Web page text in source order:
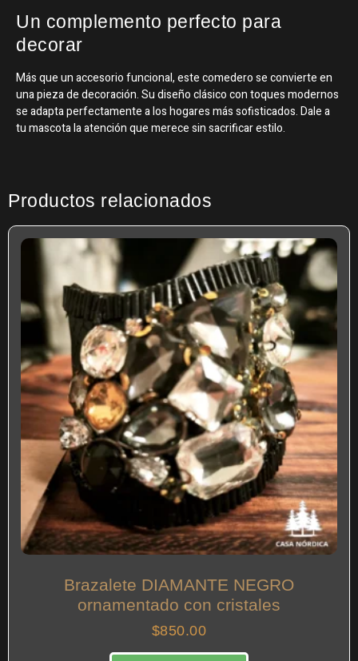
Un complemento perfecto para
decorar
Más que un accesorio funcional, este comedero se convierte en
una pieza de decoración. Su diseño clásico con toques modernos
se adapta perfectamente a los hogares más sofisticados. Dale a
tu mascota la atención que merece sin sacrificar estilo.
Productos relacionados
Brazalete DIAMANTE NEGRO
ornamentado con cristales
$850.00